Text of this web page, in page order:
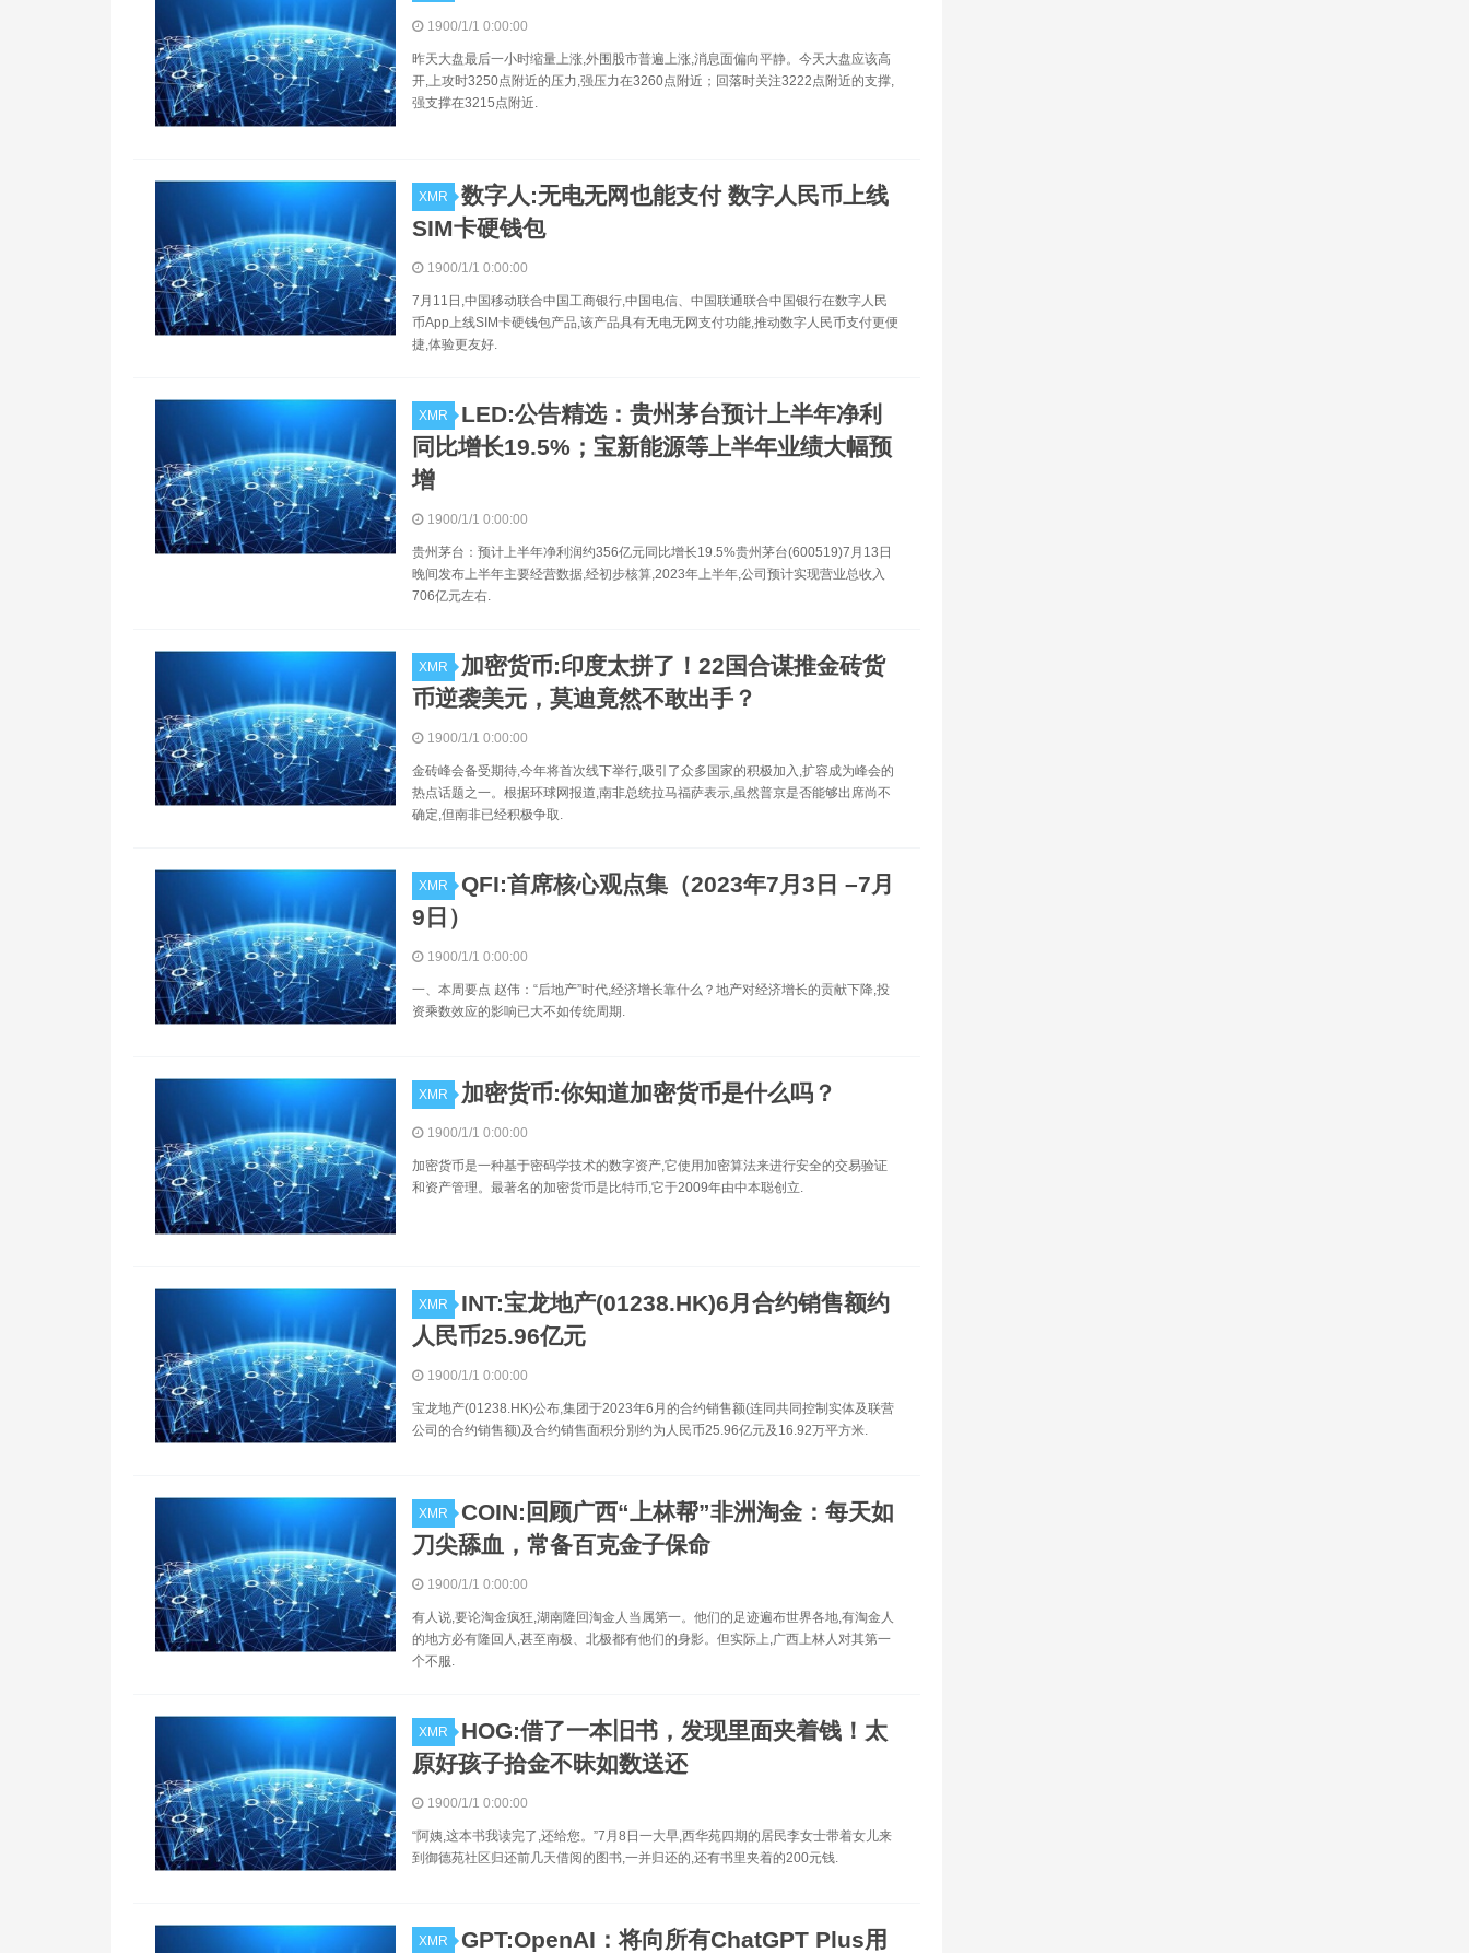
1900/1/1 0:00:00
昨天大盘最后一小时缩量上涨,外围股市普遍上涨,消息面偏向平静。今天大盘应该高
开,上攻时3250点附近的压力,强压力在3260点附近；回落时关注3222点附近的支撑,
强支撑在3215点附近.
XMR
数字人:无电无网也能支付 数字人民币上线
SIM卡硬钱包
1900/1/1 0:00:00
7月11日,中国移动联合中国工商银行,中国电信、中国联通联合中国银行在数字人民
币App上线SIM卡硬钱包产品,该产品具有无电无网支付功能,推动数字人民币支付更便
捷,体验更友好.
XMR
LED:公告精选：贵州茅台预计上半年净利
同比增长19.5%；宝新能源等上半年业绩大幅预
增
1900/1/1 0:00:00
贵州茅台：预计上半年净利润约356亿元同比增长19.5%贵州茅台(600519)7月13日
晚间发布上半年主要经营数据,经初步核算,2023年上半年,公司预计实现营业总收入
706亿元左右.
XMR
加密货币:印度太拼了！22国合谋推金砖货
币逆袭美元，莫迪竟然不敢出手？
1900/1/1 0:00:00
金砖峰会备受期待,今年将首次线下举行,吸引了众多国家的积极加入,扩容成为峰会的
热点话题之一。根据环球网报道,南非总统拉马福萨表示,虽然普京是否能够出席尚不
确定,但南非已经积极争取.
XMR
QFI:首席核心观点集（2023年7月3日 –7月
9日）
1900/1/1 0:00:00
一、本周要点 赵伟：“后地产”时代,经济增长靠什么？地产对经济增长的贡献下降,投
资乘数效应的影响已大不如传统周期.
XMR 加密货币:你知道加密货币是什么吗？
1900/1/1 0:00:00
加密货币是一种基于密码学技术的数字资产,它使用加密算法来进行安全的交易验证
和资产管理。最著名的加密货币是比特币,它于2009年由中本聪创立.
XMR
INT:宝龙地产(01238.HK)6月合约销售额约
人民币25.96亿元
1900/1/1 0:00:00
宝龙地产(01238.HK)公布,集团于2023年6月的合约销售额(连同共同控制实体及联营
公司的合约销售额)及合约销售面积分別约为人民币25.96亿元及16.92万平方米.
XMR
COIN:回顾广西“上林帮”非洲淘金：每天如
刀尖舔血，常备百克金子保命
1900/1/1 0:00:00
有人说,要论淘金疯狂,湖南隆回淘金人当属第一。他们的足迹遍布世界各地,有淘金人
的地方必有隆回人,甚至南极、北极都有他们的身影。但实际上,广西上林人对其第一
个不服.
XMR
HOG:借了一本旧书，发现里面夹着钱！太
原好孩子拾金不昧如数送还
1900/1/1 0:00:00
“阿姨,这本书我读完了,还给您。”7月8日一大早,西华苑四期的居民李女士带着女儿来
到御德苑社区归还前几天借阅的图书,一并归还的,还有书里夹着的200元钱.
XMR GPT:OpenAI：将向所有ChatGPT Plus用